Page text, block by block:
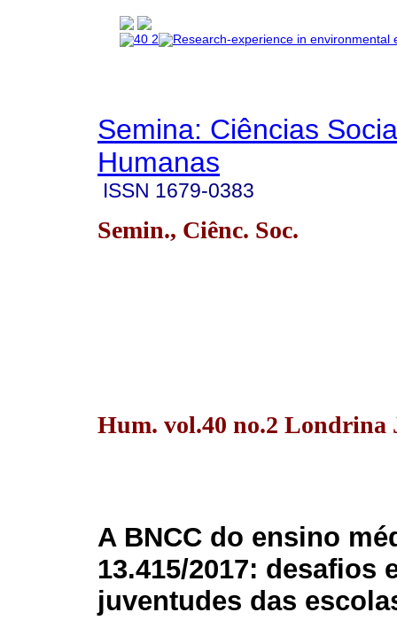
Semina: Ciências
Humanas
ISSN 1679-0383
Semin., Ciênc. Soc.
Hum. vol.40 no.2 Londrina
A BNCC do ensino
13.415/2017: desafios
juventudes das